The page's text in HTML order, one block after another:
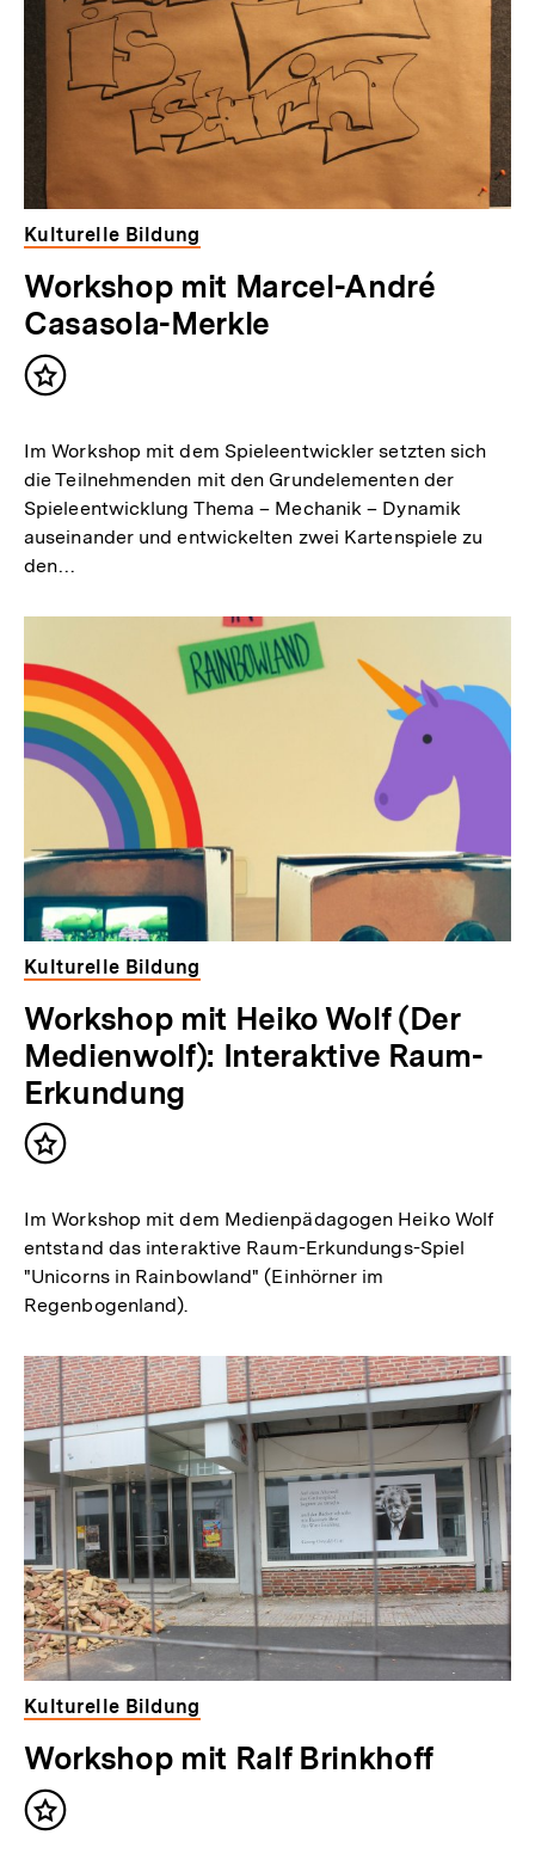
Kulturelle Bildung
Workshop mit Marcel-André
Casasola-Merkle
Inhalt
Im Workshop mit dem Spieleentwickler setzten sich
die Teilnehmenden mit den Grundelementen der
Spieleentwicklung Thema – Mechanik – Dynamik
auseinander und entwickelten zwei Kartenspiele zu
den…
Kulturelle Bildung
Workshop mit Heiko Wolf (Der
Medienwolf): Interaktive Raum-
Erkundung
Inhalt
Im Workshop mit dem Medienpädagogen Heiko Wolf
entstand das interaktive Raum-Erkundungs-Spiel
"Unicorns in Rainbowland" (Einhörner im
Regenbogenland).
Kulturelle Bildung
Workshop mit Ralf Brinkhoff
Inhalt